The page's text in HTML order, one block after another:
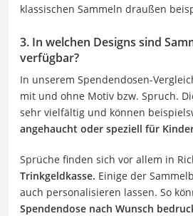
klassischen Sammeln draußen
3. In welchen Designs sind
verfügbar?
In unserem Spendendosen-
mit und ohne Motiv bzw. Spruch.
sehr vielfältig und können
angehaucht oder speziell für
Sprüche finden sich vor allem in
Trinkgeldkasse. Einige der
auch personalisieren lassen. So
Spendendose nach Wunsch